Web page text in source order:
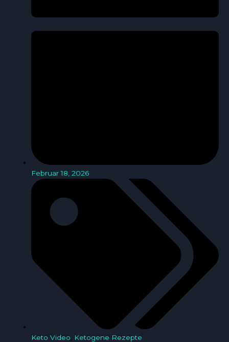
Februar 18, 2026
Keto Video Ketogene Rezepte